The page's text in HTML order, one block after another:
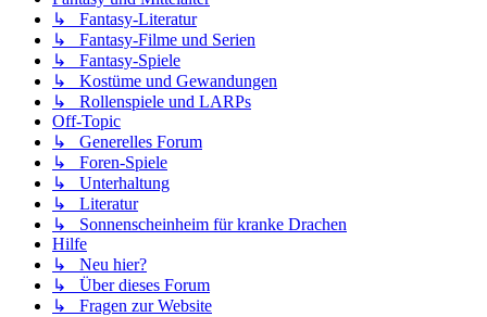
↳ Fantasy-Literatur
↳ Fantasy-Filme und Serien
↳ Fantasy-Spiele
↳ Kostüme und Gewandungen
↳ Rollenspiele und LARPs
Off-Topic
↳ Generelles Forum
↳ Foren-Spiele
↳ Unterhaltung
↳ Literatur
↳ Sonnenscheinheim für kranke Drachen
Hilfe
↳ Neu hier?
↳ Über dieses Forum
↳ Fragen zur Website